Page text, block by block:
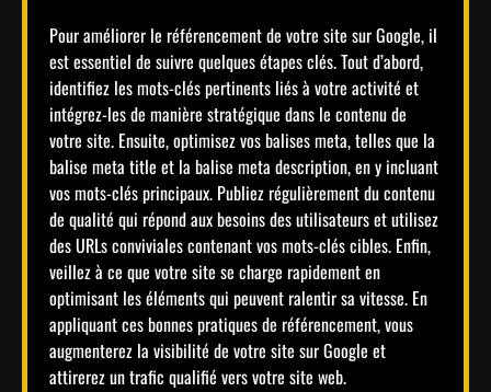
Pour améliorer le référencement de votre site sur Google, il
est essentiel de suivre quelques étapes clés. Tout d’abord,
identifiez les mots-clés pertinents liés à votre activité et
intégrez-les de manière stratégique dans le contenu de
votre site. Ensuite, optimisez vos balises meta, telles que la
balise meta title et la balise meta description, en y incluant
vos mots-clés principaux. Publiez régulièrement du contenu
de qualité qui répond aux besoins des utilisateurs et utilisez
des URLs conviviales contenant vos mots-clés cibles. Enfin,
veillez à ce que votre site se charge rapidement en
optimisant les éléments qui peuvent ralentir sa vitesse. En
appliquant ces bonnes pratiques de référencement, vous
augmenterez la visibilité de votre site sur Google et
attirerez un trafic qualifié vers votre site web.